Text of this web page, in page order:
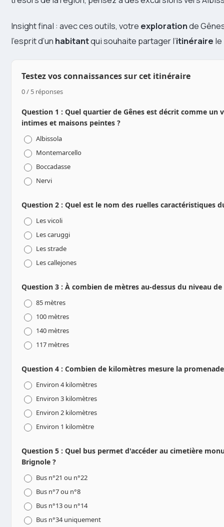
Insight final : avec ces outils, votre explorationde
l’esprit d’un habitantqui souhaite partager l’itinéraire
Testez vos connaissances sur cet itinéraire
0 / 5 réponses
Question 1 : Quel quartier de Gênes est décrit comme un
intimes et maisons peintes ?
Albissola
Montemarcello
Boccadasse
Nervi
Question 2 : Quel est le nom des ruelles caractéristiques
Les vicoli
Les caruggi
Les strade
Les callejones
Question 3 : À combien de mètres au-dessus du niveau
85 mètres
100 mètres
140 mètres
117 mètres
Question 4 : Combien de kilomètres mesure la
Environ 4 kilomètres
Environ 3 kilomètres
Environ 2 kilomètres
Environ 1 kilomètre
Question 5 : Quel bus permet d'accéder au cimetière
Brignole ?
Bus n°21 ou n°22
Bus n°7 ou n°8
Bus n°13 ou n°14
Bus n°34 uniquement